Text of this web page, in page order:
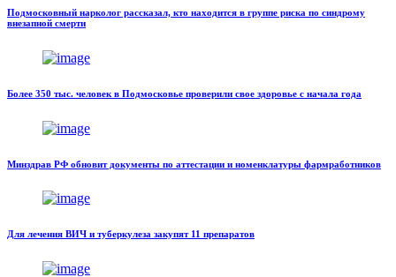
Подмосковный нарколог рассказал, кто находится в группе риска по синдрому
внезапной смерти
Более 350 тыс. человек в Подмосковье проверили свое здоровье с начала года
Минздрав РФ обновит документы по аттестации и номенклатуры фармработников
Для лечения ВИЧ и туберкулеза закупят 11 препаратов